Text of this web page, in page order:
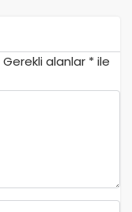
Gerekli alanlar *ile